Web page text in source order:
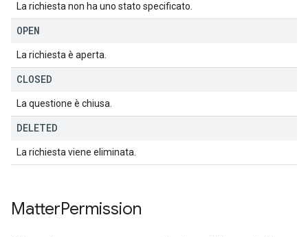
La richiesta non ha uno stato specificato.
OPEN
La richiesta è aperta.
CLOSED
La questione è chiusa.
DELETED
La richiesta viene eliminata.
MatterPermission